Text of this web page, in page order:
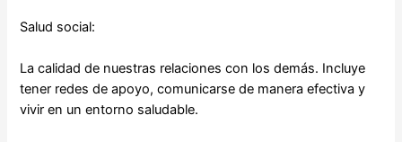
Salud social:
La calidad de nuestras relaciones con los demás. Incluye
tener redes de apoyo, comunicarse de manera efectiva y
vivir en un entorno saludable.